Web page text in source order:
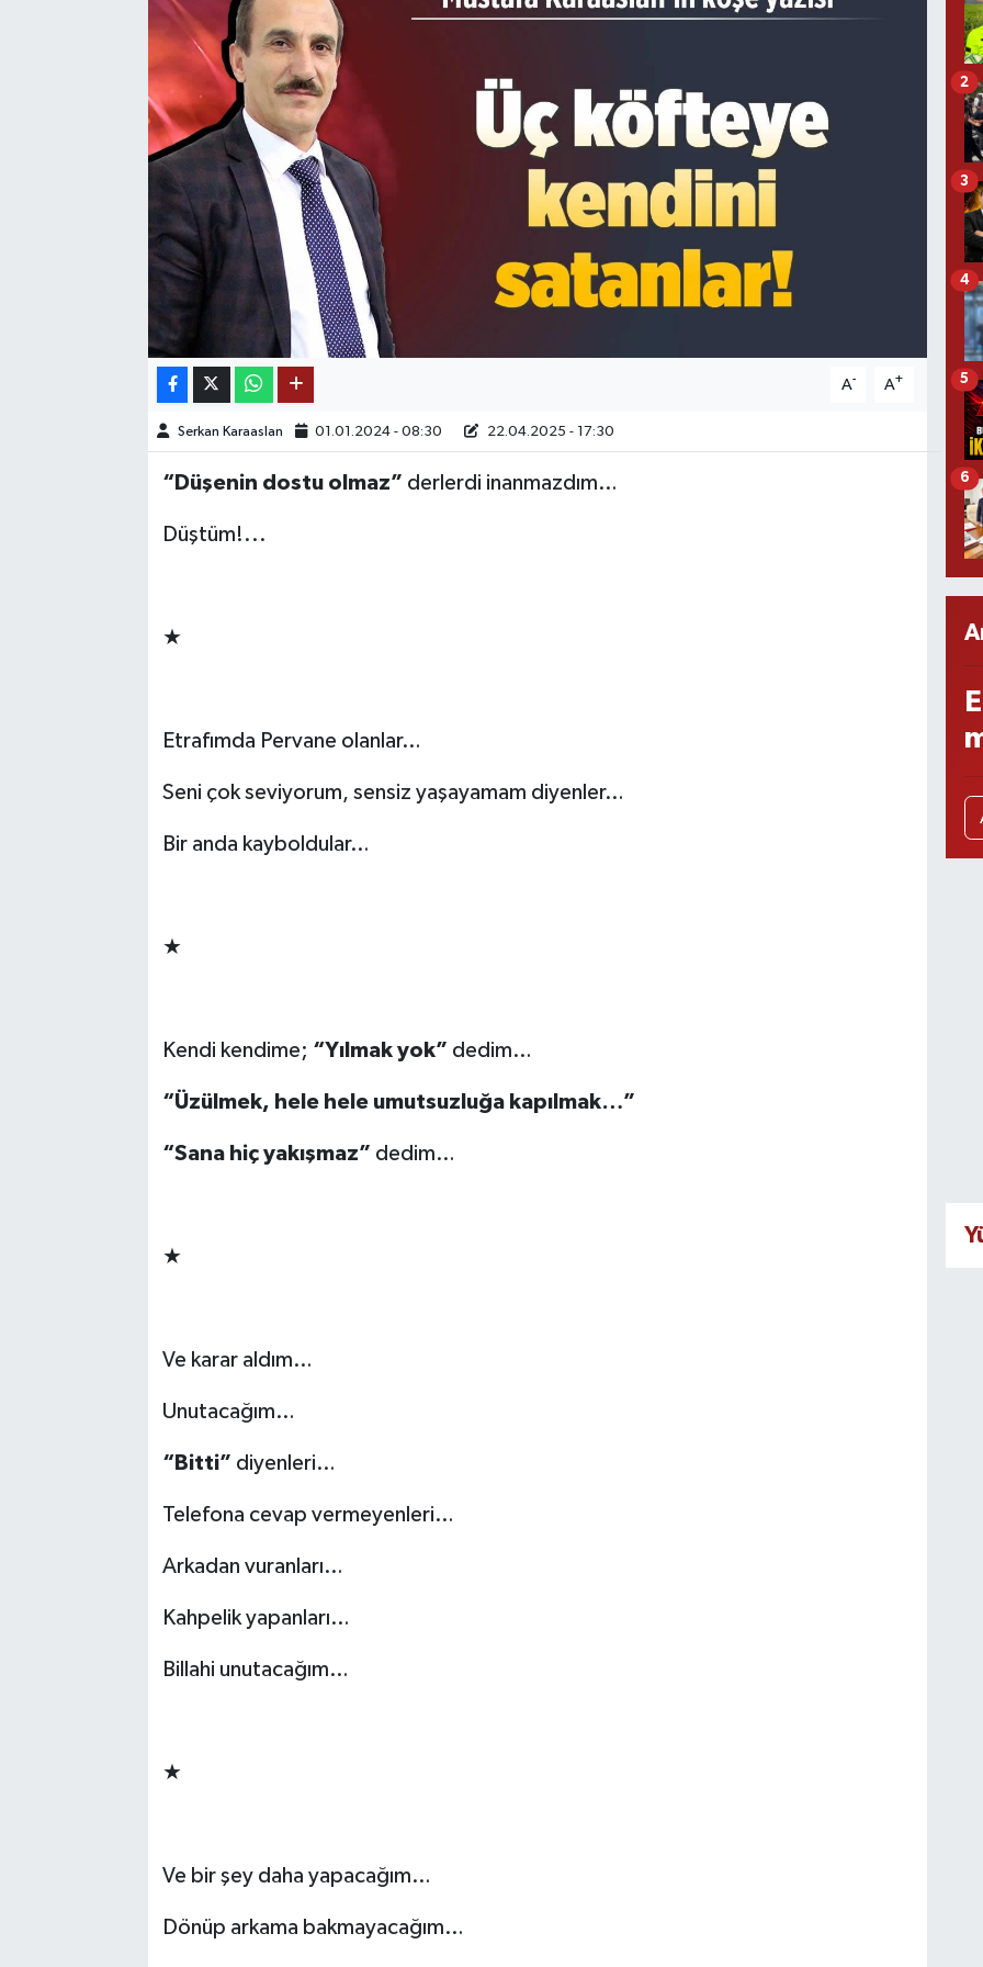
A- A+
Serkan Karaaslan 01.01.2024 - 08:30 22.04.2025 - 17:30
“Düşenin dostu olmaz” derlerdi inanmazdım…
Düştüm!...
★
Etrafımda Pervane olanlar…
Seni çok seviyorum, sensiz yaşayamam diyenler…
Bir anda kayboldular…
★
Kendi kendime; “Yılmak yok” dedim…
“Üzülmek, hele hele umutsuzluğa kapılmak…”
“Sana hiç yakışmaz” dedim…
★
Ve karar aldım…
Unutacağım…
“Bitti” diyenleri…
Telefona cevap vermeyenleri…
Arkadan vuranları…
Kahpelik yapanları…
Billahi unutacağım…
★
Ve bir şey daha yapacağım…
Dönüp arkama bakmayacağım…
2
3
4
5
6